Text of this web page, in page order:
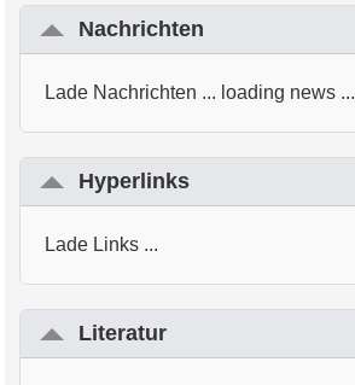
Nachrichten
Lade Nachrichten ... loading news ...
Hyperlinks
Lade Links ...
Literatur